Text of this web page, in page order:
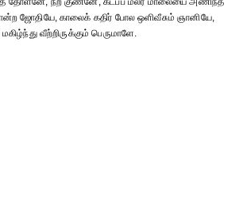
ஜோதியே, காலைக் கதிர் போல ஒளிவீசும் ஞானியே,
வீற்றிருக்கும் பெருமாளே.